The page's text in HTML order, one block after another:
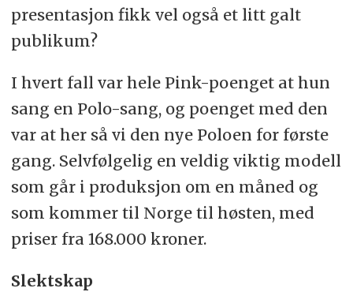
presentasjon fikk vel også et litt galt
publikum?
I hvert fall var hele Pink-poenget at hun
sang en Polo-sang, og poenget med den
var at her så vi den nye Poloen for første
gang. Selvfølgelig en veldig viktig modell
som går i produksjon om en måned og
som kommer til Norge til høsten, med
priser fra 168.000 kroner.
Slektskap